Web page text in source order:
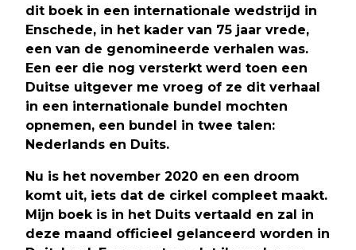
dit boek in een internationale wedstrijd in
Enschede, in het kader van 75 jaar vrede,
een van de genomineerde verhalen was.
Een eer die nog versterkt werd toen een
Duitse uitgever me vroeg of ze dit verhaal
in een internationale bundel mochten
opnemen, een bundel in twee talen:
Nederlands en Duits.
Nu is het november 2020 en een droom
komt uit, iets dat de cirkel compleet maakt.
Mijn boek is in het Duits vertaald en zal in
deze maand officieel gelanceerd worden in